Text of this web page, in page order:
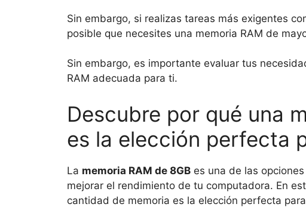
Sin embargo, si realizas tareas más exigentes
posible que necesites una memoria RAM de
Sin embargo, es importante evaluar tus
RAM adecuada para ti.
Descubre por qué una
es la elección perfecta
La memoria RAM de 8GB es una de las
mejorar el rendimiento de tu computadora. En
cantidad de memoria es la elección perfecta